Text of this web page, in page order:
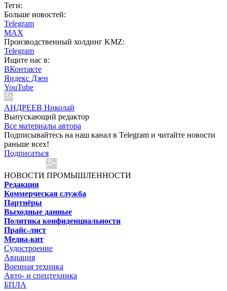
Теги:
Больше новостей:
Telegram
MAX
Производственный холдинг KMZ:
Telegram
Ищите нас в:
ВКонтакте
Яндекс Дзен
YouTube
АНДРЕЕВ Николай
Выпускающий редактор
Все материалы автора
Подписывайтесь на наш канал в Telegram и читайте новости
раньше всех!
Подписаться
НОВОСТИ ПРОМЫШЛЕННОСТИ
Редакция
Коммерческая служба
Партнёры
Выходные данные
Политика конфиденциальности
Прайс-лист
Медиа-кит
Судостроение
Авиация
Военная техника
Авто- и спецтехника
БПЛА